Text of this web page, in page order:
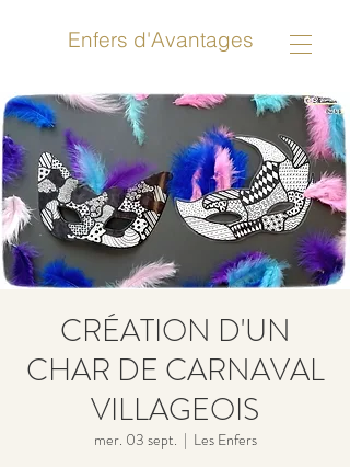
Enfers d'Avantages
CRÉATION D'UN
CHAR DE CARNAVAL
VILLAGEOIS
mer. 03 sept.
  |
Les Enfers